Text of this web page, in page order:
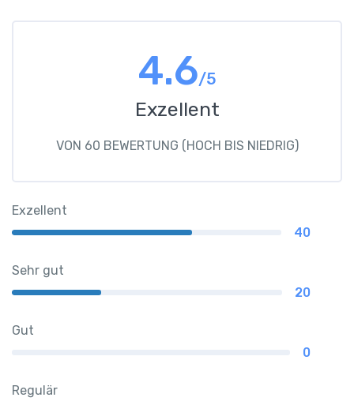
4.6/5
Exzellent
VON 60 BEWERTUNG (HOCH BIS NIEDRIG)
Exzellent
40
Sehr gut
20
Gut
0
Regulär